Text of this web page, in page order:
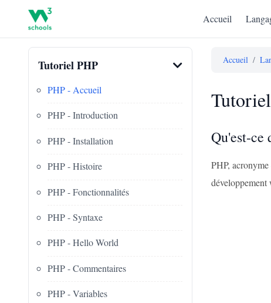
Accueil
Tutoriel PHP
PHP - Accueil
PHP - Introduction
PHP - Installation
PHP - Histoire
PHP - Fonctionnalités
PHP - Syntaxe
PHP - Hello World
PHP - Commentaires
PHP - Variables
Accueil /
Qu'est-ce
PHP,
développement